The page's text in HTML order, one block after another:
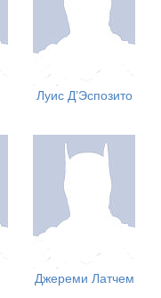
Луис Д’Эспозито
Джереми Латчем